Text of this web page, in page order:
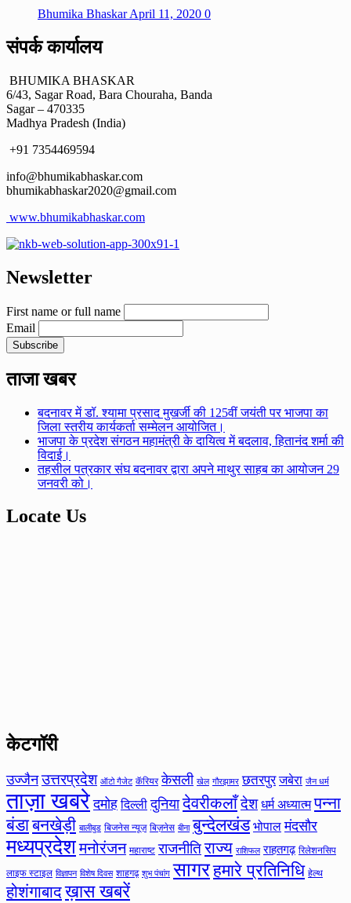
Bhumika BhaskarApril 11, 2020 0
संपर्क कार्यालय
BHUMIKA BHASKAR
6/43, Sagar Road, Bara Chouraha, Banda
Sagar – 470335
Madhya Pradesh (India)
+91 7354469594
info@bhumikabhaskar.com
bhumikabhaskar2020@gmail.com
www.bhumikabhaskar.com
Newsletter
First name or full name
Email
ताजा खबर
बदनावर में डॉ. श्यामा प्रसाद मुखर्जी की 125वीं जयंती पर भाजपा का
जिला स्तरीय कार्यकर्ता सम्मेलन आयोजित।
भाजपा के प्रदेश संगठन महामंत्री के दायित्व में बदलाव, हितानंद शर्मा की
विदाई।
तहसील पत्रकार संघ बदनावर द्वारा अपने माथुर साहब का आयोजन 29
जनवरी को।
Locate Us
केटगॉरी
उज्जैन उत्तरप्रदेश ऑटो गैजेट कॅरियर केसली खेल गौरझामर छतरपुर जबेरा जैन धर्म
ताज़ा खबरे दमोह दिल्ली दुनिया देवरीकलाँदेश धर्म अध्यात्म पन्ना
बंडाबनखेड़ी बालीबुड बिजनेस न्यूज़ बिज़नेस बीना बुन्देलखंड भोपाल मंदसौर
मध्यप्रदेशमनोरंजन महाराष्ट राजनीतिराज्य राशिफल राहतगढ़ रिलेशनसिप
लाइफ स्टाइल विज्ञापन विशेष दिवस शाहगढ़ शुभ पंचांग सागरहमारे प्रतिनिधि हेल्थ
होशंगाबादख़ास खबरें